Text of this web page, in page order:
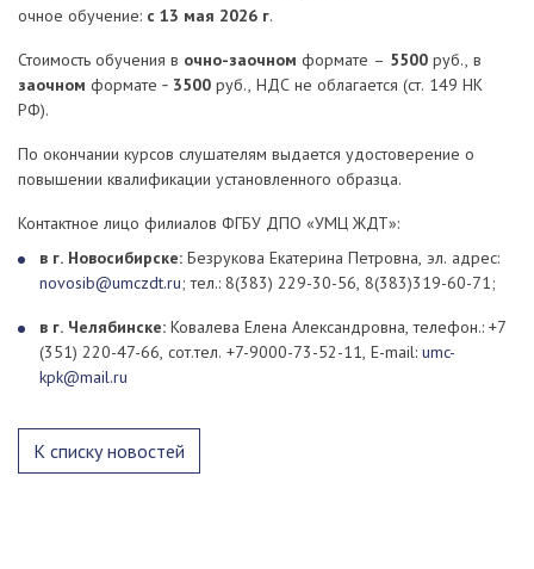
очное обучение: с 13 мая 2026 г.
Стоимость обучения в очно-заочном формате – 5500 руб., в
заочном формате ‑ 3500 руб., НДС не облагается (ст. 149 НК
РФ).
По окончании курсов слушателям выдается удостоверение о
повышении квалификации установленного образца.
Контактное лицо филиалов ФГБУ ДПО «УМЦ ЖДТ»:
в г. Новосибирске: Безрукова Екатерина Петровна, эл. адрес:
novosib@umczdt.ru; тел.: 8(383) 229-30-56, 8(383)319-60-71;
в г. Челябинске: Ковалева Елена Александровна, телефон.: +7
(351) 220-47-66, сот.тел. +7-9000-73-52-11, E-mail: umc-
kpk@mail.ru
К списку новостей